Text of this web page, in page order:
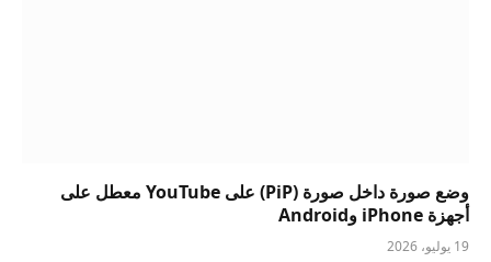
وضع صورة داخل صورة (PiP) على YouTube معطل على
أجهزة iPhone وAndroid
19 يوليو، 2026